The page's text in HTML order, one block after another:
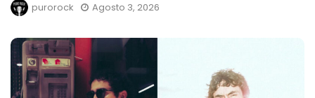
purorock Agosto 3, 2026